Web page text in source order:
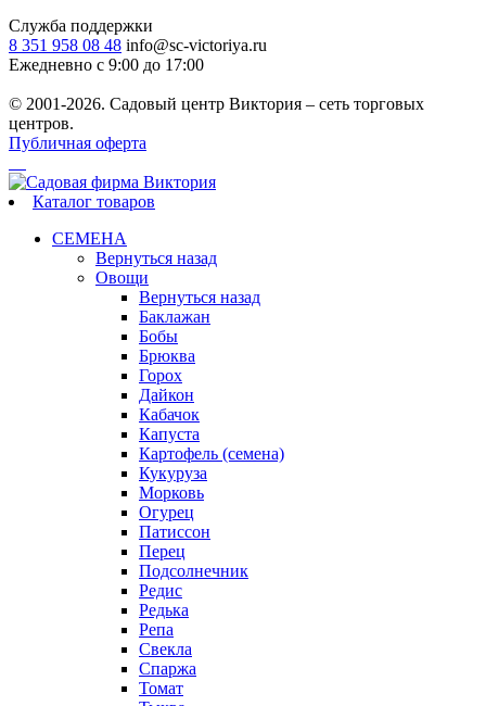
Служба поддержки
8 351 958 08 48 info@sc-victoriya.ru
Ежедневно с 9:00 до 17:00
© 2001-2026. Садовый центр Виктория – сеть торговых
центров.
Публичная оферта
Каталог товаров
СЕМЕНА
Вернуться назад
Овощи
Вернуться назад
Баклажан
Бобы
Брюква
Горох
Дайкон
Кабачок
Капуста
Картофель (семена)
Кукуруза
Морковь
Огурец
Патиссон
Перец
Подсолнечник
Редис
Редька
Репа
Свекла
Спаржа
Томат